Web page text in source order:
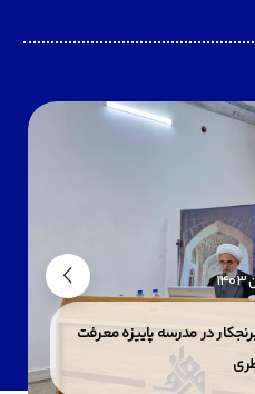
در مدرسه پاییزه معرفت